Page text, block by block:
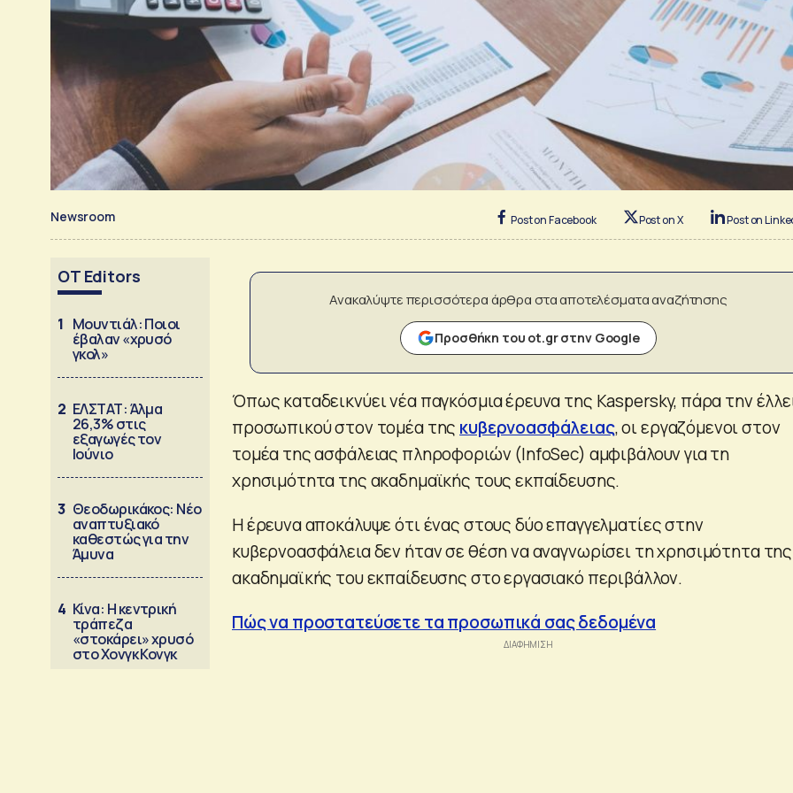
Newsroom Post on Facebook Post on X Post on
OT Editors
1 Μουντιάλ: Ποιοι
έβαλαν «χρυσό
γκολ»
2 ΕΛΣΤΑΤ: Άλμα
26,3% στις
εξαγωγές τον
Ιούνιο
3 Θεοδωρικάκος: Νέο
αναπτυξιακό
καθεστώς για την
Άμυνα
4 Κίνα: Η κεντρική
τράπεζα
«στοκάρει» χρυσό
στο Χονγκ Κονγκ
Ανακαλύψτε περισσότερα άρθρα στα αποτελέσματα αναζήτησης
Προσθήκη του ot.gr στην Google
Όπως καταδεικνύει νέα παγκόσμια έρευνα της Kaspersky, πάρα την
προσωπικού στον τομέα της κυβερνοασφάλειας, οι εργαζόμενοι στον
τομέα της ασφάλειας πληροφοριών (InfoSec) αμφιβάλουν για τη
χρησιμότητα της ακαδημαϊκής τους εκπαίδευσης.
Η έρευνα αποκάλυψε ότι ένας στους δύο επαγγελματίες στην
κυβερνοασφάλεια δεν ήταν σε θέση να αναγνωρίσει τη χρησιμότητα της
ακαδημαϊκής του εκπαίδευσης στο εργασιακό περιβάλλον.
Πώς να προστατεύσετε τα προσωπικά σας δεδομένα